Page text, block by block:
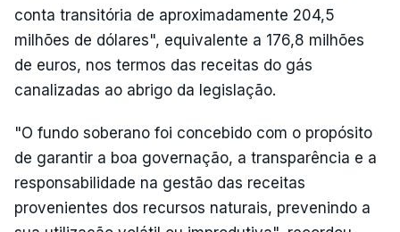
conta transitória de aproximadamente 204,5
milhões de dólares", equivalente a 176,8 milhões
de euros, nos termos das receitas do gás
canalizadas ao abrigo da legislação.
"O fundo soberano foi concebido com o propósito
de garantir a boa governação, a transparência e a
responsabilidade na gestão das receitas
provenientes dos recursos naturais, prevenindo a